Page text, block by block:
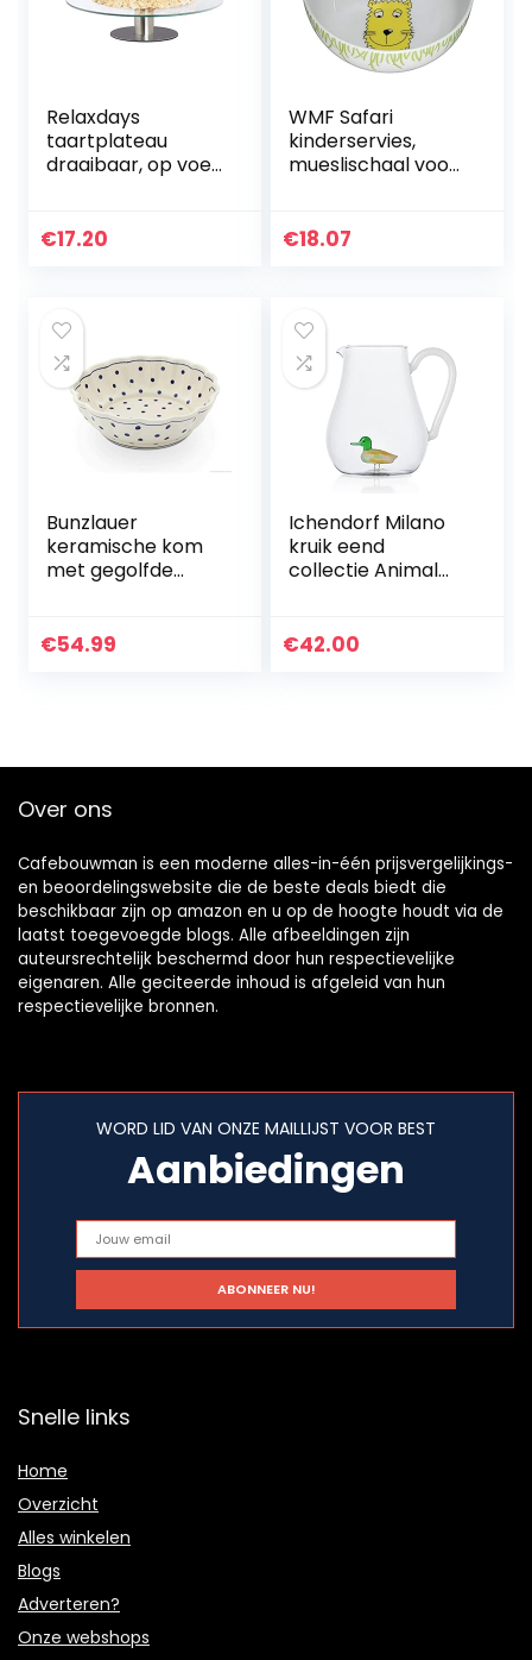
Relaxdays
taartplateau
draaibaar, op voet,
staal, glazen
€17.20
WMF Safari
kinderservies,
mueslischaal voor
vaatwasmachineb
€18.07
Bunzlauer
keramische kom
met gegolfde
liter decor 37
€54.99
Ichendorf Milano
kruik eend
collectie Animal
€42.00
Over ons
Cafebouwman is een moderne alles-in-één prijsvergelijkings-
en beoordelingswebsite die de beste deals biedt die
beschikbaar zijn op amazon en u op de hoogte houdt via de
laatst toegevoegde blogs. Alle afbeeldingen zijn
auteursrechtelijk beschermd door hun respectievelijke
eigenaren. Alle geciteerde inhoud is afgeleid van hun
respectievelijke bronnen.
WORD LID VAN ONZE MAILLIJST VOOR BEST
Aanbiedingen
Snelle links
Home
Overzicht
Alles winkelen
Blogs
Adverteren?
Onze webshops